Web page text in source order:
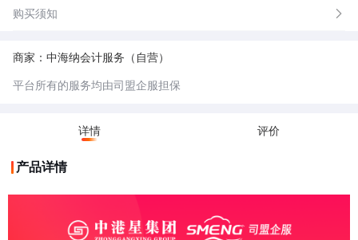
开户办理：全程协助企业完成银行开户的各项办理流程，节省企业时间。
购买须知
商家：中海纳会计服务（自营）
平台所有的服务均由司盟企服担保
详情 评价
产品详情